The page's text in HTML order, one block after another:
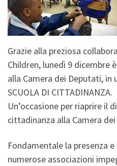
Grazie alla preziosa
Children, lunedì 9 dicembre
alla Camera dei Deputati, in
SCUOLA DI CITTADINANZA.
Un’occasione per riaprire il
cittadinanza alla Camera
Fondamentale la presenza
numerose associazioni